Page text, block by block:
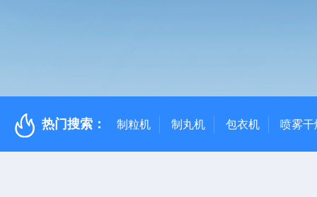
热门搜索： 制粒机 制丸机 包衣机 喷雾干